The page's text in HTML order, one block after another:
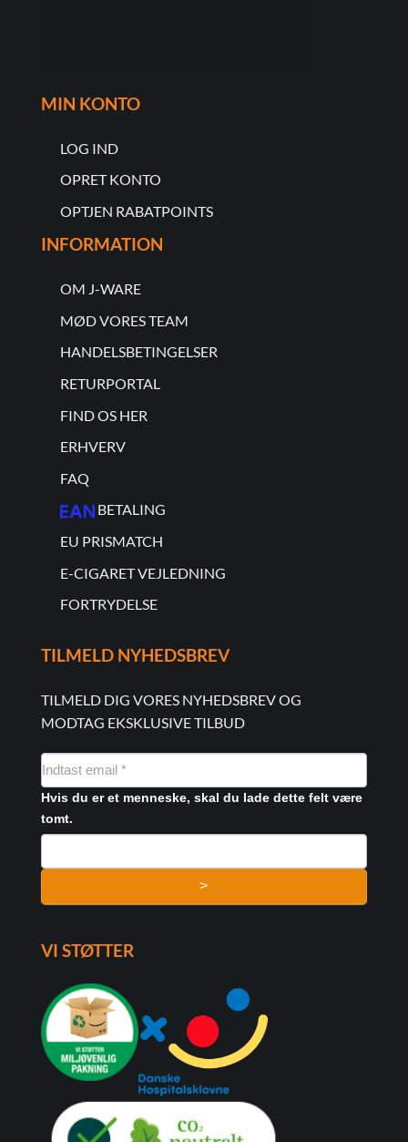
MIN KONTO
LOG IND
OPRET KONTO
OPTJEN RABATPOINTS
INFORMATION
OM J-WARE
MØD VORES TEAM
HANDELSBETINGELSER
RETURPORTAL
FIND OS HER
ERHVERV
FAQ
BETALING
EU PRISMATCH
E-CIGARET VEJLEDNING
FORTRYDELSE
TILMELD NYHEDSBREV
TILMELD DIG VORES NYHEDSBREV OG
MODTAG EKSKLUSIVE TILBUD
NYHEDSMAIL
FORMULAR
Hvis du er et menneske, skal du lade dette felt være
tomt.
>
VI STØTTER